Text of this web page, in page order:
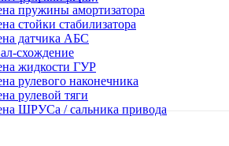
пружины амортизатора
стойки стабилизатора
датчика АБС
схождение
жидкости ГУР
рулевого наконечника
рулевой тяги
ШРУСа / сальника привода